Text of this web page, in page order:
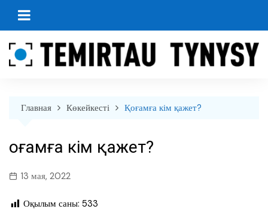
перейти
Главная Көкейкесті Қоғамға кім қажет?
Қоғамға кім қажет?
13 мая, 2022
Оқылым саны: 533